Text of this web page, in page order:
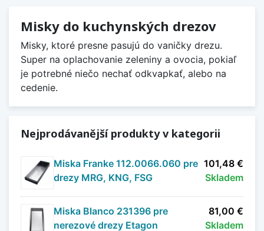
Misky do kuchynských drezov
Misky, ktoré presne pasujú do vaničky drezu.
Super na oplachovanie zeleniny a ovocia, pokiaľ
je potrebné niečo nechať odkvapkať, alebo na
cedenie.
Nejprodávanější produkty v kategorii
Miska Franke 112.0066.060 pre
drezy MRG, KNG, FSG
101,48 €
Skladem
Miska Blanco 231396 pre
nerezové drezy Etagon
81,00 €
Skladem